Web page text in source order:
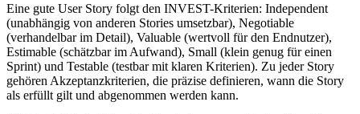
Eine gute User Story folgt den INVEST-Kriterien: Independent
(unabhängig von anderen Stories umsetzbar), Negotiable
(verhandelbar im Detail), Valuable (wertvoll für den Endnutzer),
Estimable (schätzbar im Aufwand), Small (klein genug für einen
Sprint) und Testable (testbar mit klaren Kriterien). Zu jeder Story
gehören Akzeptanzkriterien, die präzise definieren, wann die Story
als erfüllt gilt und abgenommen werden kann.